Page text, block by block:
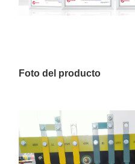
Foto del producto